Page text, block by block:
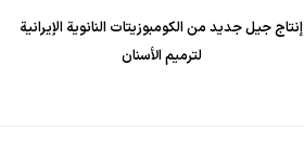
إنتاج جيل جديد من الكومبوزيتات النانوية الإيرانية
لترميم الأسنان